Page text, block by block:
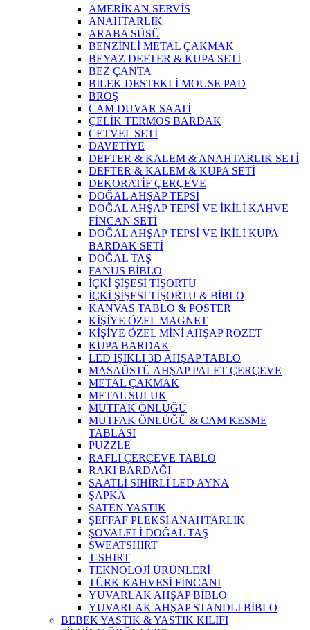
AMERİKAN SERVİS
ANAHTARLIK
ARABA SÜSÜ
BENZİNLİ METAL ÇAKMAK
BEYAZ DEFTER & KUPA SETİ
BEZ ÇANTA
BİLEK DESTEKLİ MOUSE PAD
BROŞ
CAM DUVAR SAATİ
ÇELİK TERMOS BARDAK
CETVEL SETİ
DAVETİYE
DEFTER & KALEM & ANAHTARLIK SETİ
DEFTER & KALEM & KUPA SETİ
DEKORATİF ÇERÇEVE
DOĞAL AHŞAP TEPSİ
DOĞAL AHŞAP TEPSİ VE İKİLİ KAHVE
FİNCAN SETİ
DOĞAL AHŞAP TEPSİ VE İKİLİ KUPA
BARDAK SETİ
DOĞAL TAŞ
FANUS BİBLO
İÇKİ ŞİŞESİ TİŞORTU
İÇKİ ŞİŞESİ TİŞORTU & BİBLO
KANVAS TABLO & POSTER
KİŞİYE ÖZEL MAGNET
KİŞİYE ÖZEL MİNİ AHŞAP ROZET
KUPA BARDAK
LED IŞIKLI 3D AHŞAP TABLO
MASAÜSTÜ AHŞAP PALET ÇERÇEVE
METAL ÇAKMAK
METAL SULUK
MUTFAK ÖNLÜĞÜ
MUTFAK ÖNLÜĞÜ & CAM KESME
TABLASI
PUZZLE
RAFLI ÇERÇEVE TABLO
RAKI BARDAĞI
SAATLİ SİHİRLİ LED AYNA
ŞAPKA
SATEN YASTIK
ŞEFFAF PLEKSİ ANAHTARLIK
ŞOVALELİ DOĞAL TAŞ
SWEATSHIRT
T-SHIRT
TEKNOLOJİ ÜRÜNLERİ
TÜRK KAHVESİ FİNCANI
YUVARLAK AHŞAP BİBLO
YUVARLAK AHŞAP STANDLI BİBLO
BEBEK YASTIK & YASTIK KILIFI